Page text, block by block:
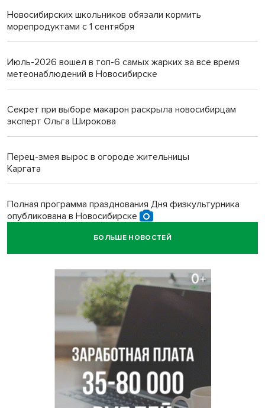
Новосибирских школьников обязали кормить
морепродуктами с 1 сентября
Июль-2026 вошел в топ-6 самых жарких за все время
метеонаблюдений в Новосибирске
Секрет при выборе макарон раскрыла новосибирцам
эксперт Ольга Широкова
Перец-змея вырос в огороде жительницы
Каргата
Полная программа празднования Дня физкультурника
опубликована в Новосибирске
БОЛЬШЕ НОВОСТЕЙ